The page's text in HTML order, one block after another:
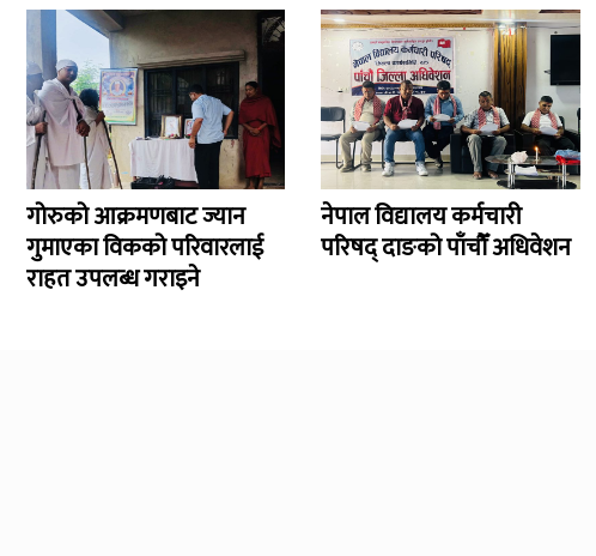
गोरुको आक्रमणबाट ज्यान
गुमाएका विकको परिवारलाई
राहत उपलब्ध गराइने
नेपाल विद्यालय कर्मचारी
परिषद् दाङको पाँचौँ अधिवेशन